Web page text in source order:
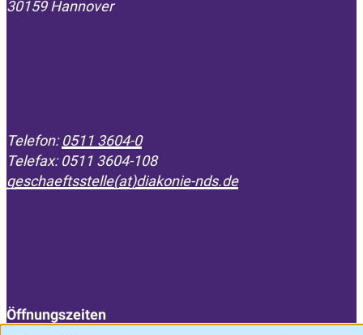
30159 Hannover
Telefon:0511 3604-0
Telefax: 0511 3604-108
geschaeftsstelle(at)diakonie-nds.de
Öffnungszeiten